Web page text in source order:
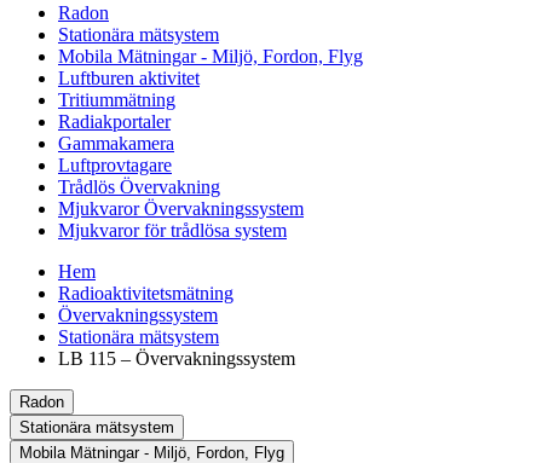
Radon
Stationära mätsystem
Mobila Mätningar - Miljö, Fordon, Flyg
Luftburen aktivitet
Tritiummätning
Radiakportaler
Gammakamera
Luftprovtagare
Trådlös Övervakning
Mjukvaror Övervakningssystem
Mjukvaror för trådlösa system
Hem
Radioaktivitetsmätning
Övervakningssystem
Stationära mätsystem
LB 115 – Övervakningssystem
Radon
Stationära mätsystem
Mobila Mätningar - Miljö, Fordon, Flyg